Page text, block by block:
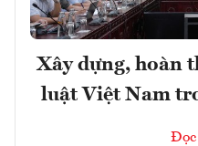
Xây dựng, hoàn
luật Việt Nam
Đọc